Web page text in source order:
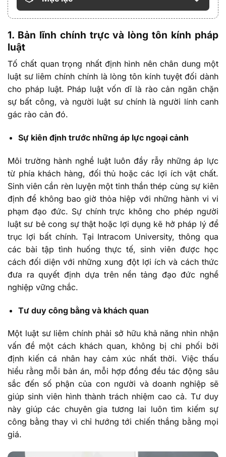
1. Bản lĩnh chính trực và lòng tôn kính pháp
luật
Tố chất quan trọng nhất định hình nên chân dung một
luật sư liêm chính chính là lòng tôn kính tuyệt đối dành
cho pháp luật. Pháp luật vốn dĩ là rào cản ngăn chặn
sự bất công, và người luật sư chính là người lính canh
gác rào cản đó.
Sự kiên định trước những áp lực ngoại cảnh
Môi trường hành nghề luật luôn đầy rẫy những áp lực
từ phía khách hàng, đối thủ hoặc các lợi ích vật chất.
Sinh viên cần rèn luyện một tinh thần thép cùng sự kiên
định để không bao giờ thỏa hiệp với những hành vi vi
phạm đạo đức. Sự chính trực không cho phép người
luật sư bẻ cong sự thật hoặc lợi dụng kẽ hở pháp lý để
trục lợi bất chính. Tại Intracom University, thông qua
các bài tập tình huống thực tế, sinh viên được học
cách đối diện với những xung đột lợi ích và cách thức
đưa ra quyết định dựa trên nền tảng đạo đức nghề
nghiệp vững chắc.
Tư duy công bằng và khách quan
Một luật sư liêm chính phải sở hữu khả năng nhìn nhận
vấn đề một cách khách quan, không bị chi phối bởi
định kiến cá nhân hay cảm xúc nhất thời. Việc thấu
hiểu rằng mỗi bản án, mỗi hợp đồng đều tác động sâu
sắc đến số phận của con người và doanh nghiệp sẽ
giúp sinh viên hình thành trách nhiệm cao cả. Tư duy
này giúp các chuyên gia tương lai luôn tìm kiếm sự
công bằng thay vì chỉ hướng tới chiến thắng bằng mọi
giá.